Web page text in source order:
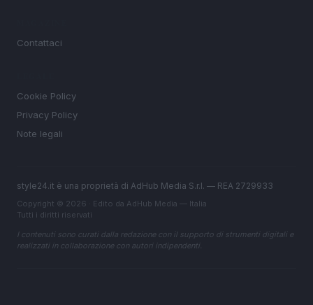
Contattaci
Cookie Policy
Privacy Policy
Note legali
style24.it è una proprietà di AdHub Media S.r.l. — REA 2729933
Copyright © 2026 · Edito da AdHub Media — Italia
Tutti i diritti riservati
I contenuti sono curati dalla redazione con il supporto di strumenti digitali e
realizzati in collaborazione con autori indipendenti.